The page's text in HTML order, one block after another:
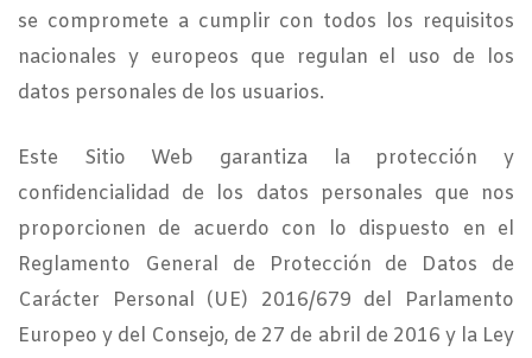
se compromete a cumplir con todos los requisitos
nacionales y europeos que regulan el uso de los
datos personales de los usuarios.
Este Sitio Web garantiza la protección y
confidencialidad de los datos personales que nos
proporcionen de acuerdo con lo dispuesto en el
Reglamento General de Protección de Datos de
Carácter Personal (UE) 2016/679 del Parlamento
Europeo y del Consejo, de 27 de abril de 2016 y la Ley